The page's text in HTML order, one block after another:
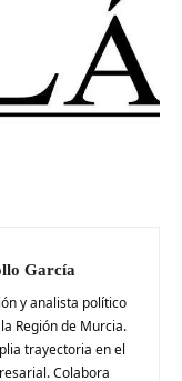
García
y analista político
Región de Murcia.
trayectoria en el
Colabora